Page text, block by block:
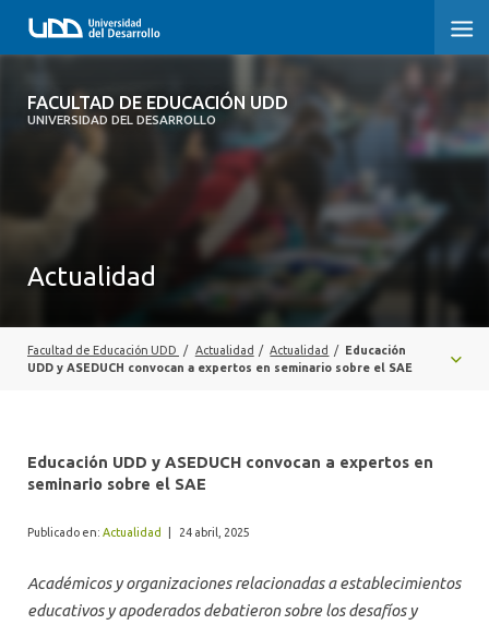
FACULTAD DE EDUCACIÓN UDD
UNIVERSIDAD DEL DESARROLLO
FACULTAD DE EDUCACIÓN UDD
POSTGRADO Y EDUCACIÓN CONTINUA
ALUMNI
Actualidad
Facultad de Educación UDD / Actualidad / Actualidad /
Educación
UDD y ASEDUCH convocan a expertos en seminario sobre el SAE
Educación UDD y ASEDUCH convocan a expertos en
seminario sobre el SAE
Publicado en: Actualidad 24 abril, 2025
Académicos y organizaciones relacionadas a establecimientos
educativos y apoderados debatieron sobre los desafíos y